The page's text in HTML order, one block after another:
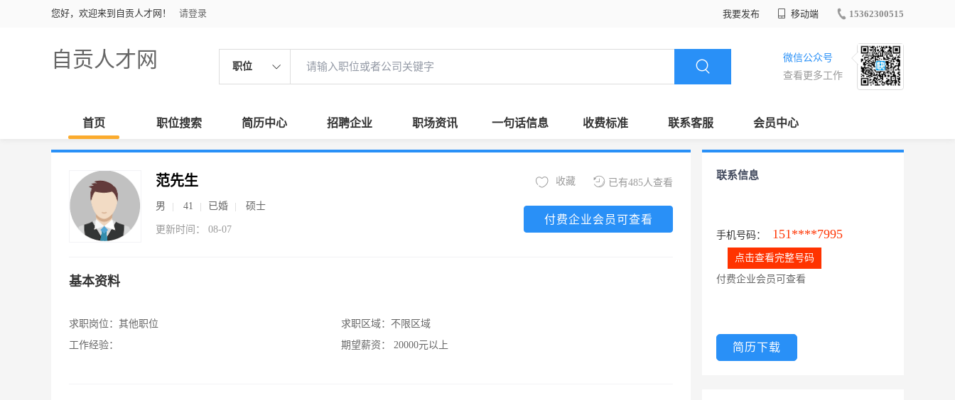
您好，欢迎来到自贡人才网！ 请登录 我要发布 移动端 15362300515
自贡人才网 职位
微信公众号
查看更多工作
首页 职位搜索 简历中心 招聘企业 职场资讯 一句话信息 收费标准 联系客服 会员中心
范先生
男 41 已婚 硕士
更新时间： 08-07
已有485人查看
收藏
付费企业会员可查看
基本资料
求职岗位： 其他职位
工作经验：
求职区域： 不限区域
期望薪资：
20000元以上
联系信息
手机号码： 151****7995
点击查看完整号码
付费企业会员可查看
简历下载